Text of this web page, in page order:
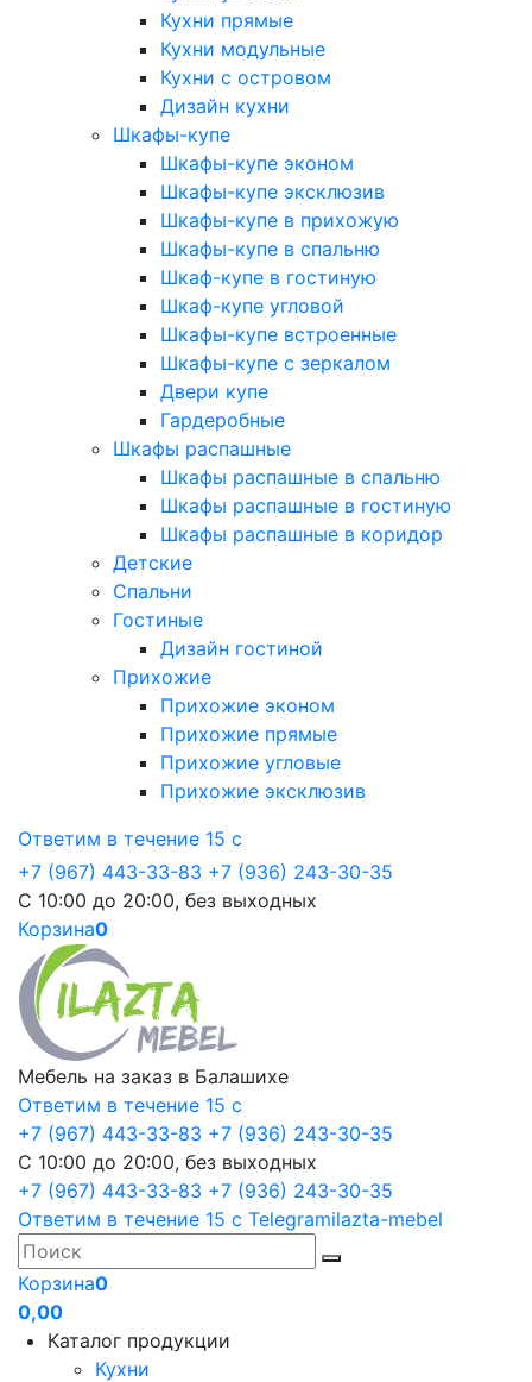
Кухни прямые
Кухни модульные
Кухни с островом
Дизайн кухни
Шкафы-купе
Шкафы-купе эконом
Шкафы-купе эксклюзив
Шкафы-купе в прихожую
Шкафы-купе в спальню
Шкаф-купе в гостиную
Шкаф-купе угловой
Шкафы-купе встроенные
Шкафы-купе с зеркалом
Двери купе
Гардеробные
Шкафы распашные
Шкафы распашные в спальню
Шкафы распашные в гостиную
Шкафы распашные в коридор
Детские
Спальни
Гостиные
Дизайн гостиной
Прихожие
Прихожие эконом
Прихожие прямые
Прихожие угловые
Прихожие эксклюзив
Ответим в течение 15 с
+7 (967) 443-33-83 +7 (936) 243-30-35
С 10:00 до 20:00, без выходных
Корзина0
Мебель на заказ в Балашихе
Ответим в течение 15 с
+7 (967) 443-33-83 +7 (936) 243-30-35
С 10:00 до 20:00, без выходных
+7 (967) 443-33-83 +7 (936) 243-30-35
Ответим в течение 15 с Telegramilazta-mebel
Корзина0
0,00
Каталог продукции
Кухни